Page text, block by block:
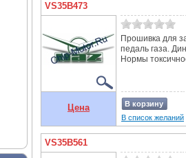
VS35B473
Прошивка для
педаль газа.
Нормы
Цена
В корзину
В список желаний
VS35B561